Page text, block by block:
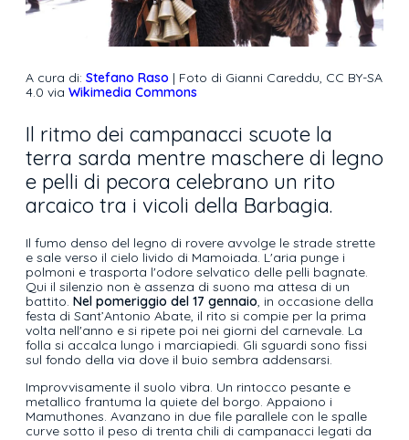
A cura di: Stefano Raso | Foto di Gianni Careddu, CC BY-SA
4.0 via Wikimedia Commons
Il ritmo dei campanacci scuote la
terra sarda mentre maschere di legno
e pelli di pecora celebrano un rito
arcaico tra i vicoli della Barbagia.
Il fumo denso del legno di rovere avvolge le strade strette
e sale verso il cielo livido di Mamoiada. L'aria punge i
polmoni e trasporta l'odore selvatico delle pelli bagnate.
Qui il silenzio non è assenza di suono ma attesa di un
battito. Nel pomeriggio del 17 gennaio, in occasione della
festa di Sant’Antonio Abate, il rito si compie per la prima
volta nell'anno e si ripete poi nei giorni del carnevale. La
folla si accalca lungo i marciapiedi. Gli sguardi sono fissi
sul fondo della via dove il buio sembra addensarsi.
Improvvisamente il suolo vibra. Un rintocco pesante e
metallico frantuma la quiete del borgo. Appaiono i
Mamuthones. Avanzano in due file parallele con le spalle
curve sotto il peso di trenta chili di campanacci legati da